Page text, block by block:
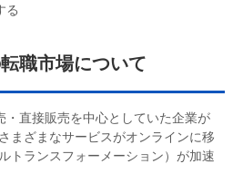
る
職市場について
・直接販売を中心としていた企業が
まざまなサービスがオンラインに移
トランスフォーメーション）が加速